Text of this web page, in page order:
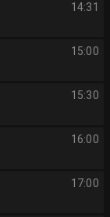
14:31
15:00
15:30
16:00
17:00